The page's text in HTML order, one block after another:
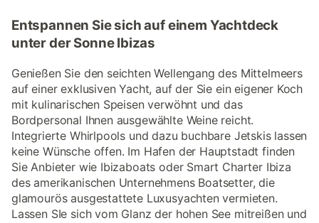
Entspannen Sie sich auf einem Yachtdeck
unter der Sonne Ibizas
Genießen Sie den seichten Wellengang des Mittelmeers
auf einer exklusiven Yacht, auf der Sie ein eigener Koch
mit kulinarischen Speisen verwöhnt und das
Bordpersonal Ihnen ausgewählte Weine reicht.
Integrierte Whirlpools und dazu buchbare Jetskis lassen
keine Wünsche offen. Im Hafen der Hauptstadt finden
Sie Anbieter wie Ibizaboats oder Smart Charter Ibiza
des amerikanischen Unternehmens Boatsetter, die
glamourös ausgestattete Luxusyachten vermieten.
Lassen SIe sich vom Glanz der hohen See mitreißen und